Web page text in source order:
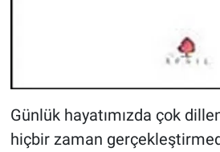
Günlük hayatımızda çok
hiçbir zaman